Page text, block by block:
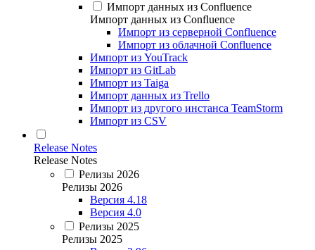
Импорт данных из Confluence
Импорт данных из Confluence
Импорт из серверной Confluence
Импорт из облачной Confluence
Импорт из YouTrack
Импорт из GitLab
Импорт из Taiga
Импорт данных из Trello
Импорт из другого инстанса TeamStorm
Импорт из CSV
Release Notes
Release Notes
Релизы 2026
Релизы 2026
Версия 4.18
Версия 4.0
Релизы 2025
Релизы 2025